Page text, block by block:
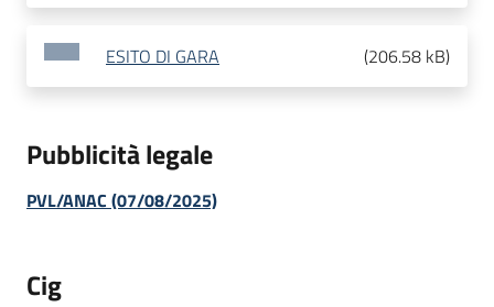
ESITO DI GARA (206.58 kB)
Pubblicità legale
PVL/ANAC (07/08/2025)
Cig